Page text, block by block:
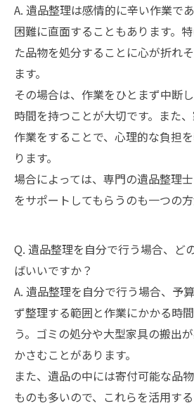
A. 遺品整理は感情的に辛い作業で
困難に直面することもあります。
た品物を処分することに心が折れ
ます。
その場合は、作業をひとまず中断
時間を持つことが大切です。また
作業をすることで、心理的な負担
ります。
場合によっては、専門の遺品整理
をサポートしてもらうのも一つの方
Q. 遺品整理を自分で行う場合、ど
ばいいですか？
A. 遺品整理を自分で行う場合、予
ず整理する範囲と作業にかかる時
う。ゴミの処分や大型家具の搬出
かさむことがあります。
また、遺品の中には寄付可能な品
ものも多いので、これらを活用す